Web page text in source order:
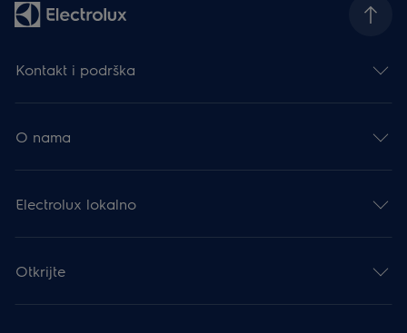
Kontakt i podrška
O nama
Electrolux lokalno
Otkrijte